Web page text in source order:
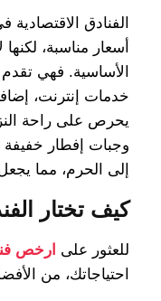
الفنادق
أسعار مناسبة،
الأساسية. فهي
خدمات إنترنت،
يحرص على راحة
وجبات إفطار
إلى الحرم، مما
كيف تختار
للعثور على ارخص
احتياجاتك، من